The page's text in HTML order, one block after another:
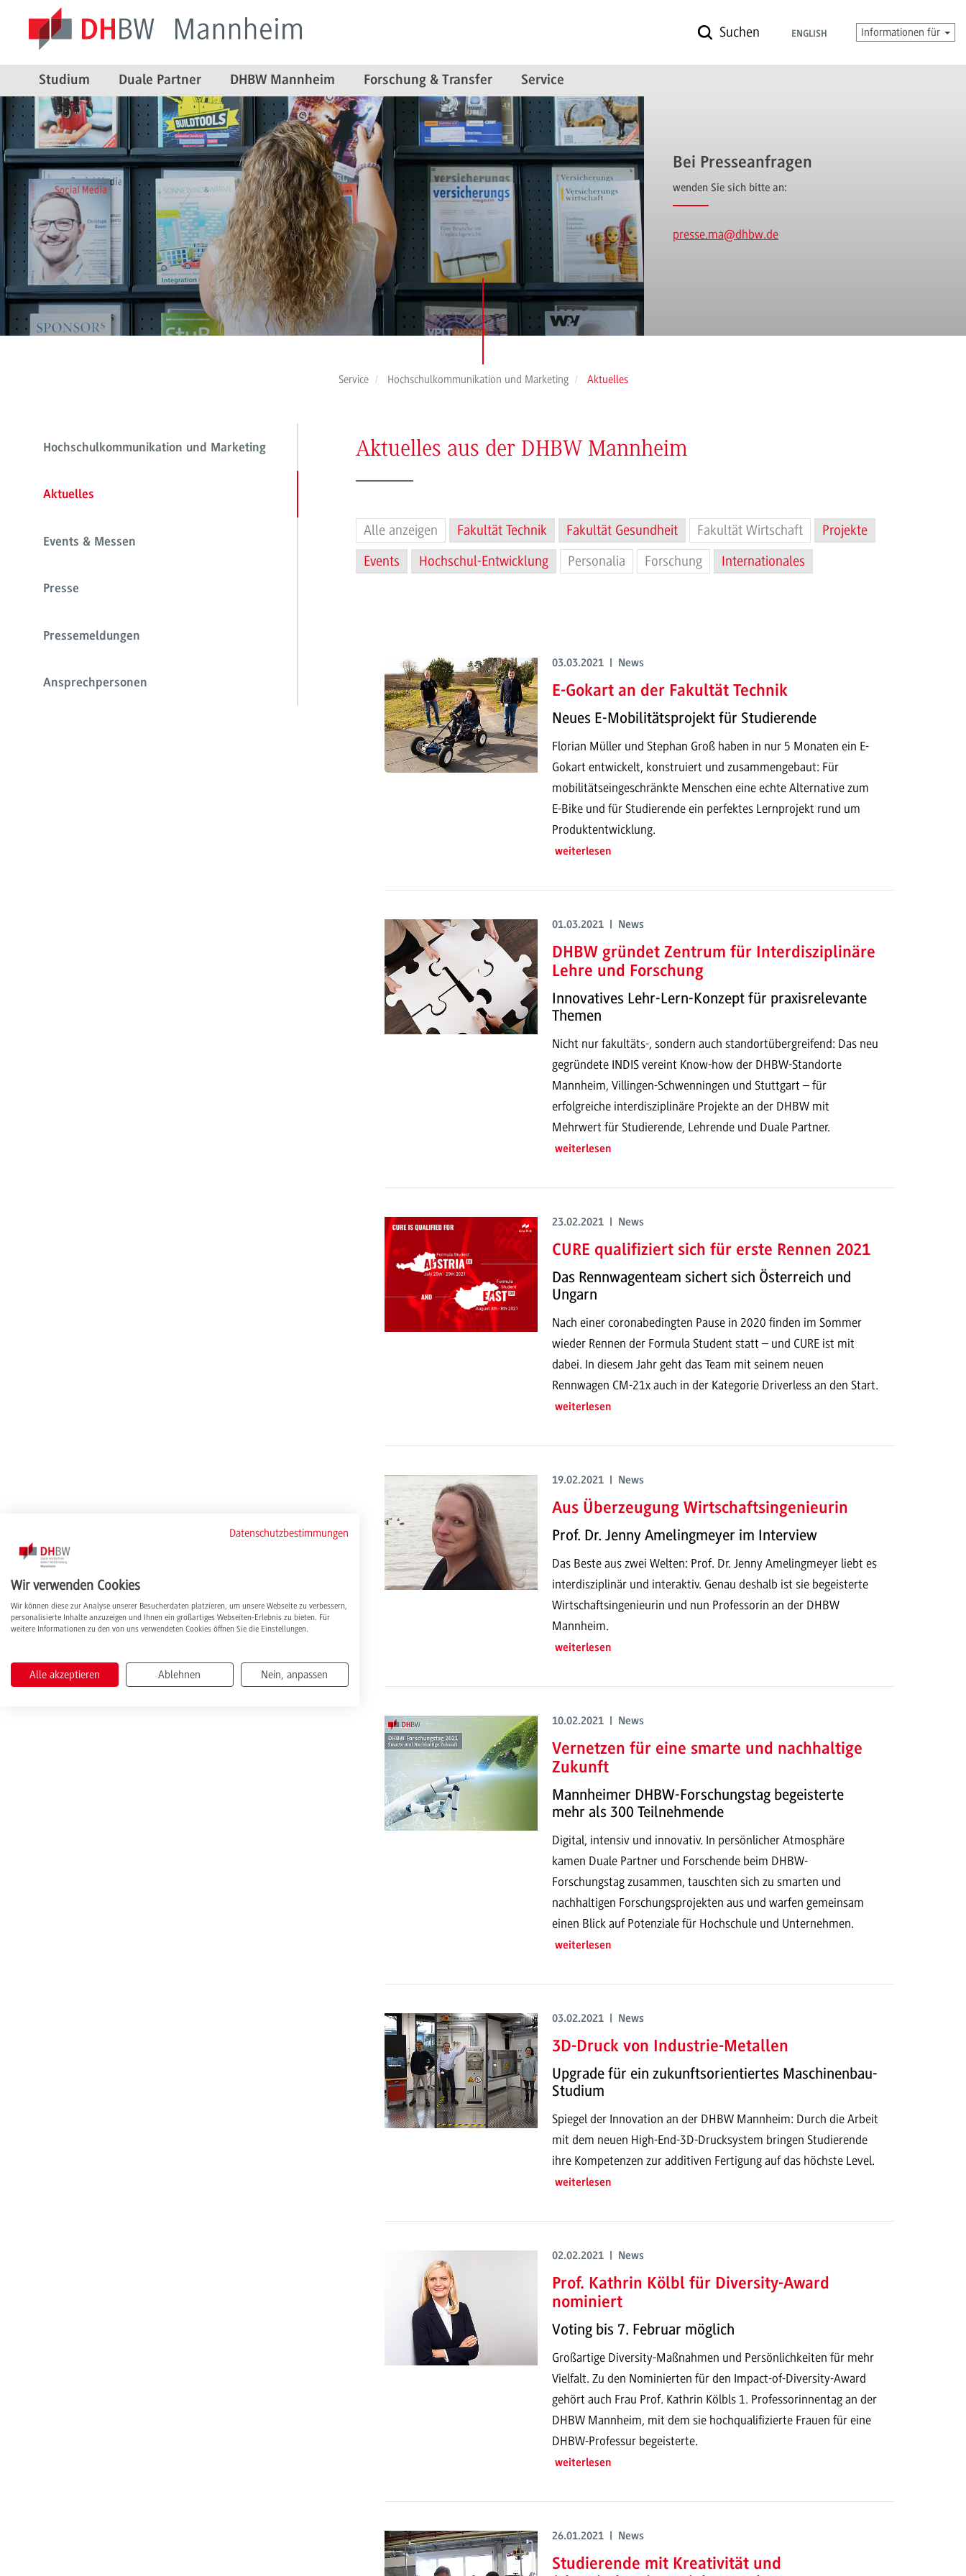
Suchen ENGLISH Informationen für
Studium Duale Partner DHBW Mannheim Forschung & Transfer Service
Bei Presseanfragen
wenden Sie sich bitte an:
presse.ma@dhbw.de
Service Hochschulkommunikation und Marketing Aktuelles
Hochschulkommunikation und Marketing
Aktuelles
Events & Messen
Presse
Pressemeldungen
Ansprechpersonen
Aktuelles aus der DHBW Mannheim
Alle anzeigen Fakultät Technik Fakultät Gesundheit Fakultät Wirtschaft
Projekte
Events
Hochschul-Entwicklung Personalia Forschung Internationales
03.03.2021 | News
E-Gokart an der Fakultät Technik
Neues E-Mobilitätsprojekt für Studierende
Florian Müller und Stephan Groß haben in nur 5 Monaten ein E-
Gokart entwickelt, konstruiert und zusammengebaut: Für
mobilitätseingeschränkte Menschen eine echte Alternative zum
E-Bike und für Studierende ein perfektes Lernprojekt rund um
Produktentwicklung.
weiterlesen
01.03.2021 | News
DHBW gründet Zentrum für Interdisziplinäre
Lehre und Forschung
Innovatives Lehr-Lern-Konzept für praxisrelevante
Themen
Nicht nur fakultäts-, sondern auch standortübergreifend: Das neu
gegründete INDIS vereint Know-how der DHBW-Standorte
Mannheim, Villingen-Schwenningen und Stuttgart – für
erfolgreiche interdisziplinäre Projekte an der DHBW mit
Mehrwert für Studierende, Lehrende und Duale Partner.
weiterlesen
23.02.2021 | News
CURE qualifiziert sich für erste Rennen 2021
Das Rennwagenteam sichert sich Österreich und
Ungarn
Nach einer coronabedingten Pause in 2020 finden im Sommer
wieder Rennen der Formula Student statt – und CURE ist mit
dabei. In diesem Jahr geht das Team mit seinem neuen
Rennwagen CM-21x auch in der Kategorie Driverless an den Start.
weiterlesen
19.02.2021 | News
Aus Überzeugung Wirtschaftsingenieurin
Prof. Dr. Jenny Amelingmeyer im Interview
Das Beste aus zwei Welten: Prof. Dr. Jenny Amelingmeyer liebt es
interdisziplinär und interaktiv. Genau deshalb ist sie begeisterte
Wirtschaftsingenieurin und nun Professorin an der DHBW
Mannheim.
weiterlesen
10.02.2021 | News
Vernetzen für eine smarte und nachhaltige
Zukunft
Mannheimer DHBW-Forschungstag begeisterte
mehr als 300 Teilnehmende
Digital, intensiv und innovativ. In persönlicher Atmosphäre
kamen Duale Partner und Forschende beim DHBW-
Forschungstag zusammen, tauschten sich zu smarten und
nachhaltigen Forschungsprojekten aus und warfen gemeinsam
einen Blick auf Potenziale für Hochschule und Unternehmen.
weiterlesen
03.02.2021 | News
3D-Druck von Industrie-Metallen
Upgrade für ein zukunftsorientiertes Maschinenbau-
Studium
Spiegel der Innovation an der DHBW Mannheim: Durch die Arbeit
mit dem neuen High-End-3D-Drucksystem bringen Studierende
ihre Kompetenzen zur additiven Fertigung auf das höchste Level.
weiterlesen
02.02.2021 | News
Prof. Kathrin Kölbl für Diversity-Award
nominiert
Voting bis 7. Februar möglich
Großartige Diversity-Maßnahmen und Persönlichkeiten für mehr
Vielfalt. Zu den Nominierten für den Impact-of-Diversity-Award
gehört auch Frau Prof. Kathrin Kölbls 1. Professorinnentag an der
DHBW Mannheim, mit dem sie hochqualifizierte Frauen für eine
DHBW-Professur begeisterte.
weiterlesen
26.01.2021 | News
Studierende mit Kreativität und
Datenschutzbestimmungen
Wir verwenden Cookies
Wir können diese zur Analyse unserer Besucherdaten platzieren, um unsere Webseite zu verbessern,
personalisierte Inhalte anzuzeigen und Ihnen ein großartiges Webseiten-Erlebnis zu bieten. Für
weitere Informationen zu den von uns verwendeten Cookies öffnen Sie die Einstellungen.
Alle akzeptieren Ablehnen Nein, anpassen